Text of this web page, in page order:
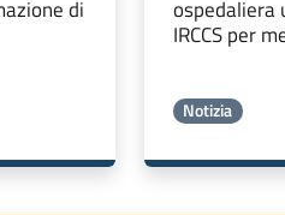
di
ospedaliera
IRCCS per
Notizia